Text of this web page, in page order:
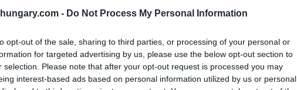
- Do Not Process My Personal Information
opt-out of the sale, sharing to third parties, or processing of your personal or
for targeted advertising by us, please use the below opt-out section to
selection. Please note that after your opt-out request is processed you may
interest-based ads based on personal information utilized by us or personal